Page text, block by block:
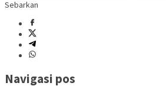
Sebarkan
Navigasi pos